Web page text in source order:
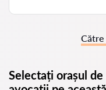
Selectați orașul